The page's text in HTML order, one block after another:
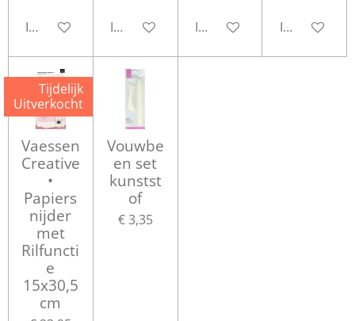
In winkelwagenIn winkelwagenIn winkelwagenIn
Tijdelijk
Uitverkocht
Vaessen
Creative
•
Papiers
nijder
met
Rilfuncti
e
15x30,5
cm
Vouwbe
en set
kunstst
of
€ 3,35